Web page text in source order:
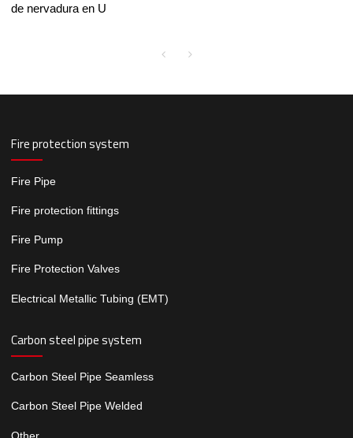
de nervadura en U
Fire protection system
Fire Pipe
Fire protection fittings
Fire Pump
Fire Protection Valves
Electrical Metallic Tubing (EMT)
Carbon steel pipe system
Carbon Steel Pipe Seamless
Carbon Steel Pipe Welded
Other